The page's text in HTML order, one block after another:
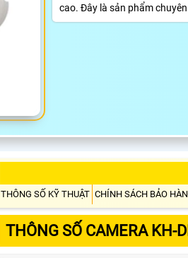
cao. Đây là sản phẩm
THÔNG SỐ KỸ THUẬT CHÍNH SÁCH BẢO
THÔNG SỐ CAMERA KH-